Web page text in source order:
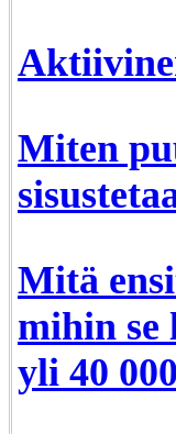
Miten
Mitä
mihin se
yli 40